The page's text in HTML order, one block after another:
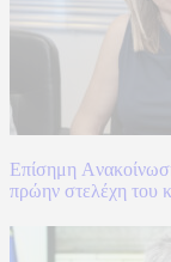
Επίσημη
πρώην στελέχη του